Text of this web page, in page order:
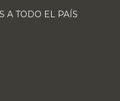
A TODO EL PAÍS